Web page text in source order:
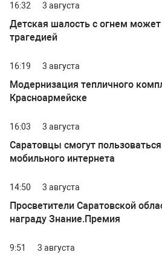
16:32 3 августа
Детская шалость с огнем может
трагедией
16:19 3 августа
Модернизация тепличного
Красноармейске
16:03 3 августа
Саратовцы смогут
мобильного интернета
14:50 3 августа
Просветители Саратовской
награду Знание.Премия
9:51 3 августа